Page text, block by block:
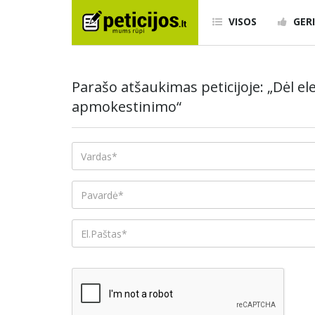
VISOS
Parašo atšaukimas peticijoje: „Dėl
apmokestinimo“